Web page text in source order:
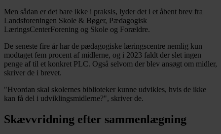
Men sådan er det bare ikke i praksis, lyder det i et åbent brev fra
Landsforeningen Skole & Bøger, Pædagogisk
LæringsCenterForening og Skole og Forældre.
De seneste fire år har de pædagogiske læringscentre nemlig kun
modtaget fem procent af midlerne, og i 2023 faldt der slet ingen
penge af til et konkret PLC. Også selvom der blev ansøgt om midler,
skriver de i brevet.
"Hvordan skal skolernes biblioteker kunne udvikles, hvis de ikke
kan få del i udviklingsmidlerne?", skriver de.
Skævvridning efter sammenlægning